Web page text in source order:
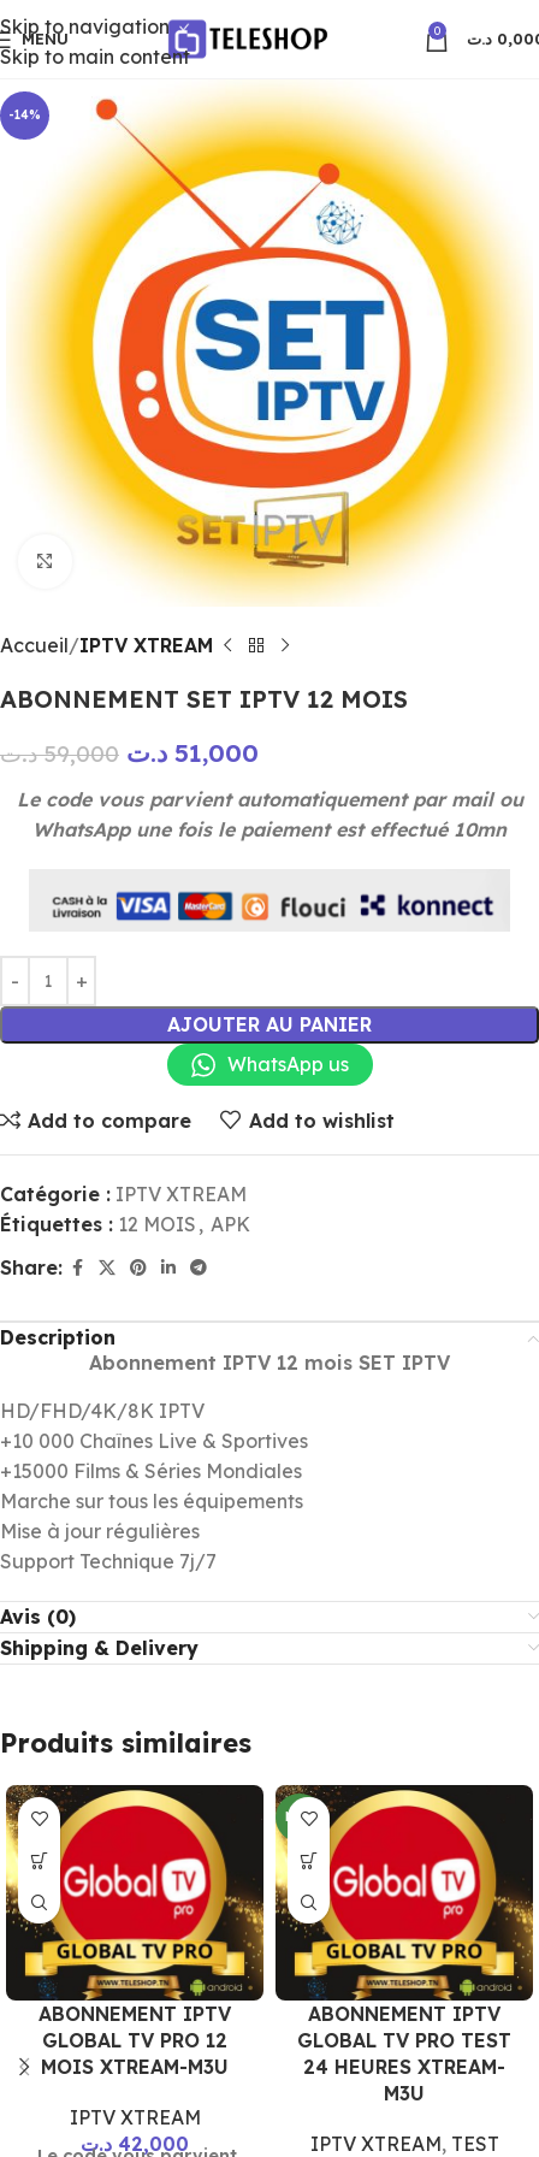
Skip to navigation
Skip to main content
MENU 0 د.ت
-14%
Click to enlarge
Accueil IPTV XTREAM
ABONNEMENT SET IPTV 12 MOIS
59,000 د.ت 51,000 د.ت
Le code vous parvient automatiquement par mail ou
WhatsApp une fois le paiement est effectué 10mn
AJOUTER AU PANIER
WhatsApp us
Add to compare Add to wishlist
Catégorie : IPTV XTREAM
Étiquettes : 12 MOIS , APK
Share:
Description
Abonnement IPTV 12 mois SET IPTV
HD/FHD/4K/8K IPTV
+10 000 Chaînes Live & Sportives
+15000 Films & Séries Mondiales
Marche sur tous les équipements
Mise à jour régulières
Support Technique 7j/7
Avis (0)
Shipping & Delivery
Produits similaires
ABONNEMENT IPTV
GLOBAL TV PRO 12
MOIS XTREAM-M3U
IPTV XTREAM
42,000 د.ت
NEW
ABONNEMENT IPTV
GLOBAL TV PRO TEST
24 HEURES XTREAM-
M3U
IPTV XTREAM, TEST